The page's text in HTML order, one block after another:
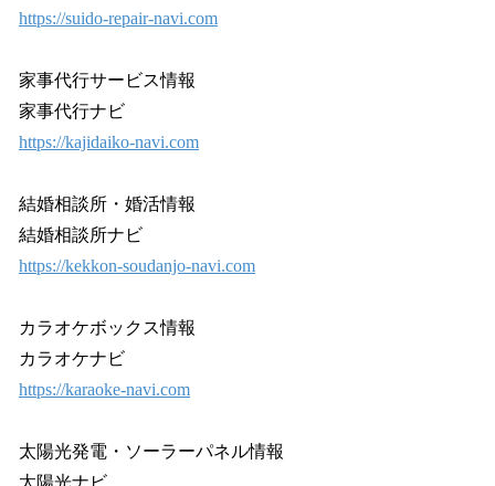
https://suido-repair-navi.com
家事代行サービス情報
家事代行ナビ
https://kajidaiko-navi.com
結婚相談所・婚活情報
結婚相談所ナビ
https://kekkon-soudanjo-navi.com
カラオケボックス情報
カラオケナビ
https://karaoke-navi.com
太陽光発電・ソーラーパネル情報
太陽光ナビ